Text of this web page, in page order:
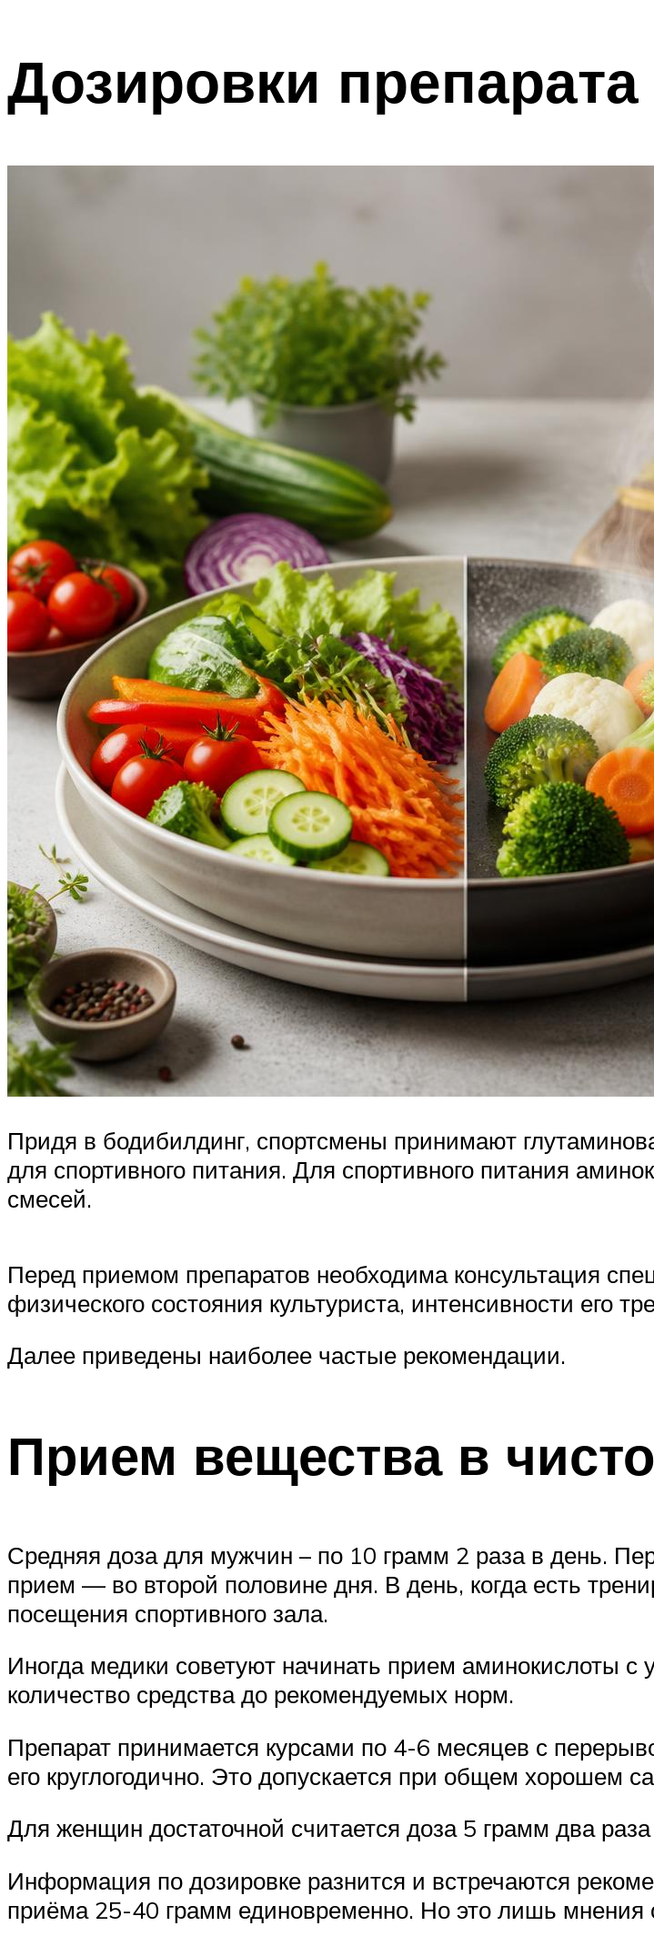
Дозировки
Придя в бодибилдинг, спортсмены принимают
для спортивного питания. Для спортивного питания
смесей.
Перед приемом препаратов необходима консультация
физического состояния культуриста, интенсивности его
Далее приведены наиболее частые рекомендации.
Прием вещества в
Средняя доза для мужчин – по 10 грамм 2 раза в день.
прием — во второй половине дня. В день, когда есть
посещения спортивного зала.
Иногда медики советуют начинать прием аминокислоты
количество средства до рекомендуемых норм.
Препарат принимается курсами по 4-6 месяцев с
его круглогодично. Это допускается при общем хорошем
Для женщин достаточной считается доза 5 грамм два
Информация по дозировке разнится и встречаются
приёма 25-40 грамм единовременно. Но это лишь мнения